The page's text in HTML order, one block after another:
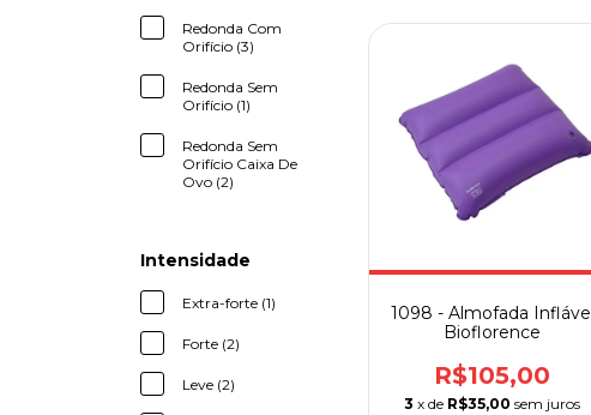
Redonda Com
Orifício (3)
Redonda Sem
Orifício (1)
Redonda Sem
Orifício Caixa De
Ovo (2)
Intensidade
Extra-forte (1)
Forte (2)
Leve (2)
1098 - Almofada Inflável
Bioflorence
R$105,00
3 x de R$35,00 sem juros